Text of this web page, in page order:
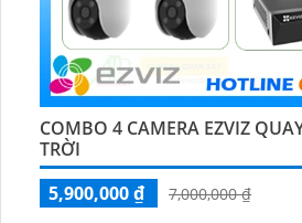
COMBO 4 CAMERA EZVIZ
TRỜI
5,900,000 ₫
7,000,000 ₫